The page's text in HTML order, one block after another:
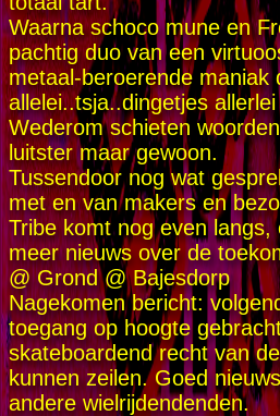
Waarna schoco mune en
pachtig duo van een
metaal-beroerende maniak
allelei..tsja..dingetjes
Wederom schieten
luitster maar gewoon.
Tussendoor nog wat
met en van makers en
Tribe komt nog even
meer nieuws over de
@ Grond @ Bajesdorp
Nagekomen bericht:
toegang op hoogte
skateboardend recht van
kunnen zeilen. Goed
andere wielrijdendenden.